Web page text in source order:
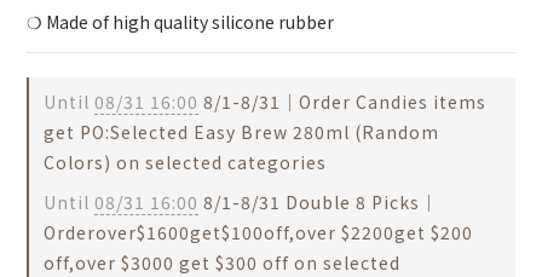
滿$3000折$300 (排除Hazuki及EspressoTokyo)
❍ Made of high quality silicone rubber
Until 08/31 16:00 8/1-8/31｜Order Candies items
get PO:Selected Easy Brew 280ml (Random
Colors) on selected categories
Until 08/31 16:00 8/1-8/31 Double 8 Picks｜
Orderover$1600get$100off,over $2200get $200
off,over $3000 get $300 off on selected